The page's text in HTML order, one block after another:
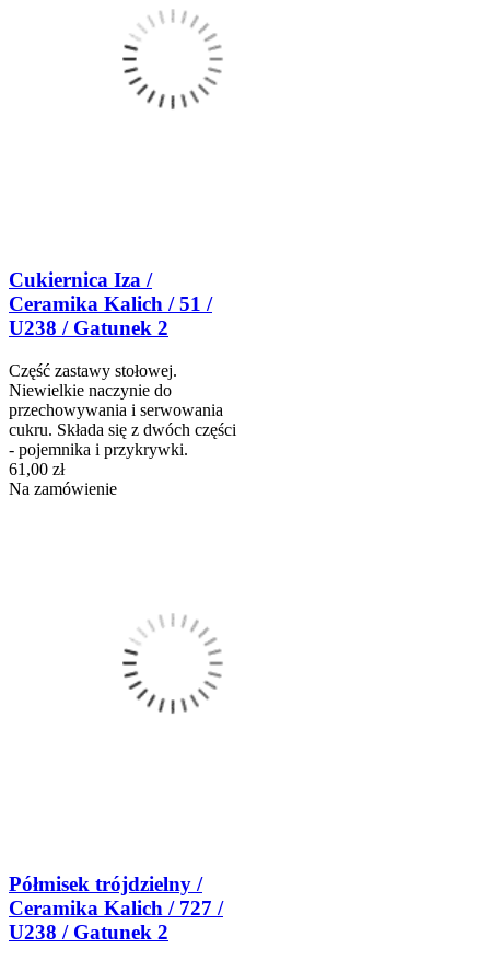
Cukiernica Iza /
Ceramika Kalich / 51 /
U238 / Gatunek 2
Część zastawy stołowej.
Niewielkie naczynie do
przechowywania i serwowania
cukru. Składa się z dwóch części
- pojemnika i przykrywki.
61,00 zł
Na zamówienie
Półmisek trójdzielny /
Ceramika Kalich / 727 /
U238 / Gatunek 2